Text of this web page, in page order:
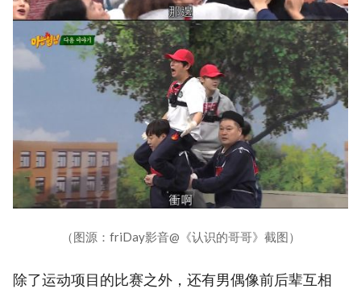
（图源：friDay影音@《认识的哥哥》截图）
除了运动项目的比赛之外，还有男偶像前后辈互相